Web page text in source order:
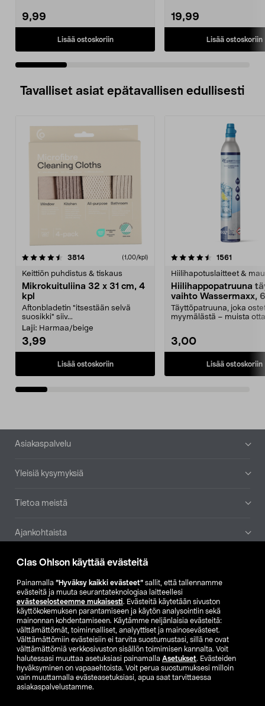
Clas Ohlson käyttää evästeitä
Painamalla ”Hyväksy kaikki evästeet” sallit, että tallennamme
evästeitä ja muuta seurantateknologiaa laitteellesi
evästeselosteemme mukaisesti. Evästeitä käytetään sivuston
käyttökokemuksen parantamiseen ja käytön analysointiin sekä
mainonnan kohdentamiseen. Käytämme neljänlaisia evästeitä:
välttämättömät, toiminnalliset, analyyttiset ja mainosevästeet.
Välttämättömiin evästeisiin ei tarvita suostumustasi, sillä ne ovat
välttämättömiä verkkosivuston sisällön toimimisen kannalta. Voit
halutessasi muuttaa asetuksiasi painamalla Asetukset. Evästeiden
hyväksyminen on vapaaehtoista. Voit perua suostumuksesi milloin
vain muuttamalla evästeasetuksiasi, apua saat tarvittaessa
asiakaspalvelustamme.
9,99
Lisää ostoskoriin
19,99
Lisää ostoskoriin
Tavalliset asiat epätavallisen edullisesti
3814arvostelut (1,00/kpl)
Keittiön puhdistus & tiskaus
Mikrokuituliina 32 x 31 cm, 4
kpl
Aftonbladetin "itsestään selvä
suosikki" siiv...
Laji: Harmaa/beige
3,99
Lisää ostoskoriin
4.5viidestä
1561
Hiilihapotuslaitteet &
Hiilihappopatruuna
vaihto Wassermaxx,
Täyttöpatruuna, joka
myymälästä – muista
3,00
Lisää ostoskoriin
4.5viidestä
Alatunniste
Asiakaspalvelu
Yleisiä kysymyksiä
Tietoa meistä
Ajankohtaista
Muut yrityksemme
Etsi myymälä
SE NO FI
FI SV